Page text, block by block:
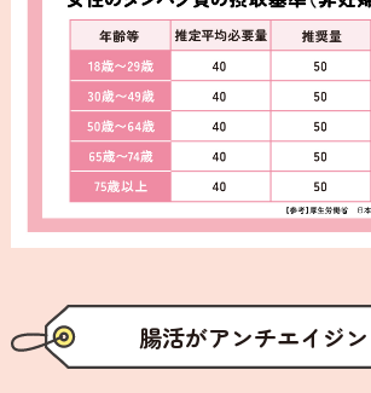
腸活がアンチエイジ